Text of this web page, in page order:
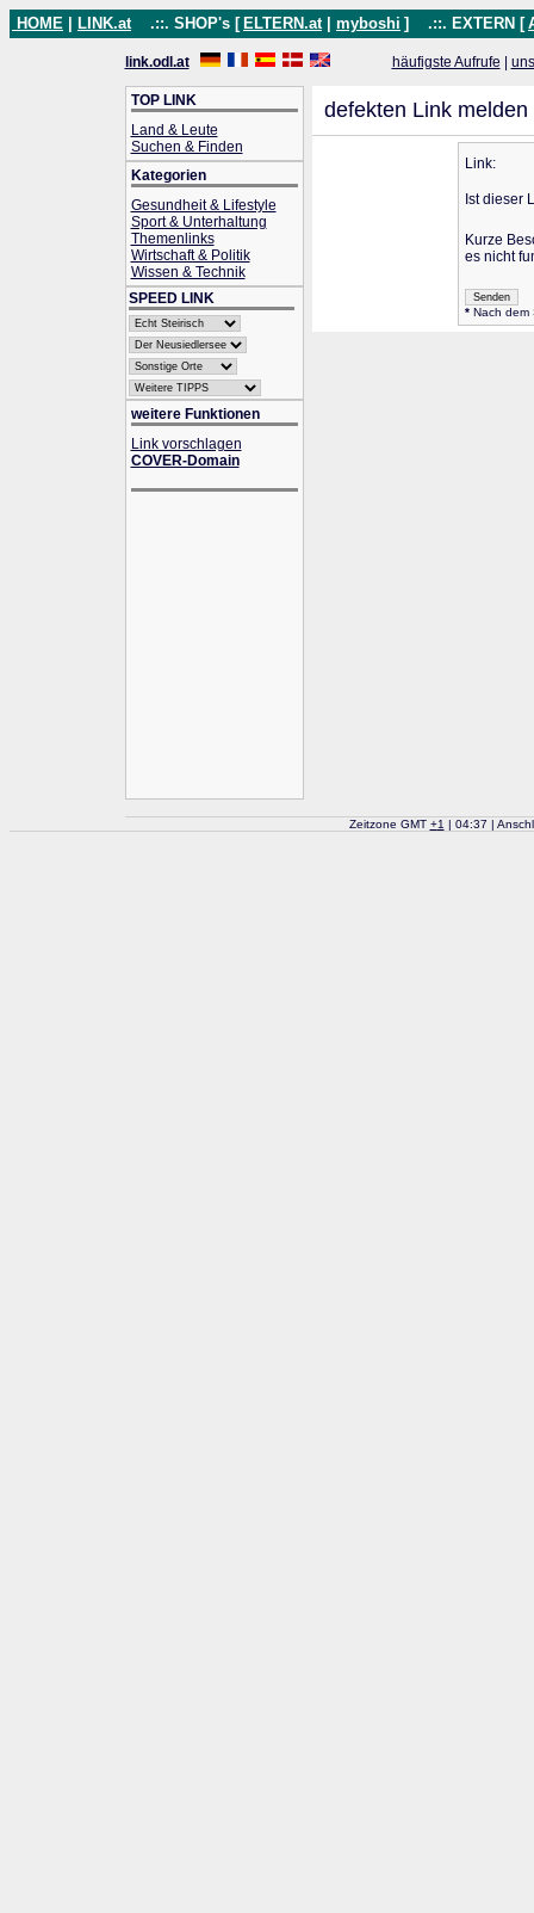
HOME LINK.at .::. SHOP's [ ELTERN.at myboshi ] .::. EXTERN [
link.odl.at häufigste Aufrufe
TOP LINK
Land & Leute
Suchen & Finden
Kategorien
Gesundheit & Lifestyle
Sport & Unterhaltung
Themenlinks
Wirtschaft & Politik
Wissen & Technik
SPEED LINK
weitere Funktionen
Link vorschlagen
COVER-Domain
defekten Link melden
Link:
Ist dieser
Kurze
es nicht
*Nach dem
Zeitzone GMT +1 | 04:37 |